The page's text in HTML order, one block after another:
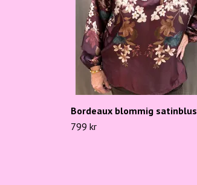
Bordeaux blommig satinblus
799 kr